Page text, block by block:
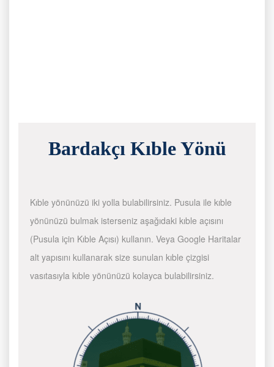
Bardakçı Kıble Yönü
Kıble yönünüzü iki yolla bulabilirsiniz. Pusula ile kıble
yönünüzü bulmak isterseniz aşağıdaki kıble açısını
(Pusula için Kıble Açısı) kullanın. Veya Google Haritalar
alt yapısını kullanarak size sunulan kıble çizgisi
vasıtasıyla kıble yönünüzü kolayca bulabilirsiniz.